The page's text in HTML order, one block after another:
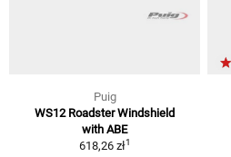
Puig
WS12 Roadster Windshield
with ABE
618,26 zł1